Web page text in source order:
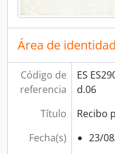
Área de identidad
Código de
referencia
ES
d.06
Título
Recibo
Fecha(s)
23/